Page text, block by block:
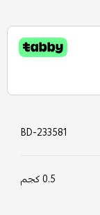
BD-233581
0.5 كجم